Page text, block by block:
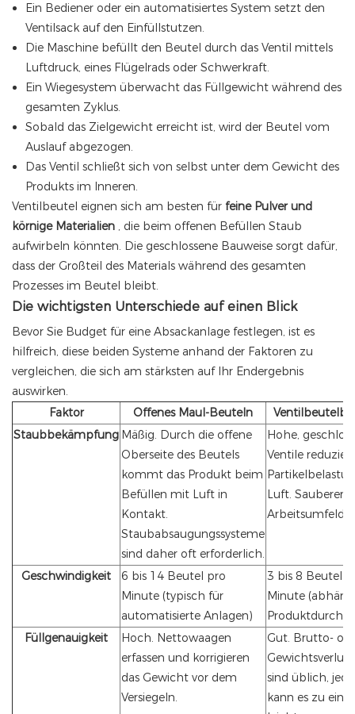
Ein Bediener oder ein automatisiertes System setzt den
Ventilsack auf den Einfüllstutzen.
Die Maschine befüllt den Beutel durch das Ventil mittels
Luftdruck, eines Flügelrads oder Schwerkraft.
Ein Wiegesystem überwacht das Füllgewicht während des
gesamten Zyklus.
Sobald das Zielgewicht erreicht ist, wird der Beutel vom
Auslauf abgezogen.
Das Ventil schließt sich von selbst unter dem Gewicht des
Produkts im Inneren.
Ventilbeutel eignen sich am besten für feine Pulver und
körnige Materialien , die beim offenen Befüllen Staub
aufwirbeln könnten. Die geschlossene Bauweise sorgt dafür,
dass der Großteil des Materials während des gesamten
Prozesses im Beutel bleibt.
Die wichtigsten Unterschiede auf einen Blick
Bevor Sie Budget für eine Absackanlage festlegen, ist es
hilfreich, diese beiden Systeme anhand der Faktoren zu
vergleichen, die sich am stärksten auf Ihr Endergebnis
auswirken.
Faktor
Offenes Maul-Beuteln
Staubbekämpfung Mäßig. Durch die offene
Oberseite des Beutels
kommt das Produkt beim
Befüllen mit Luft in
Kontakt.
Staubabsaugungssysteme
sind daher oft erforderlich.
Hohe,
Ventile
Luft. Saubereres
Arbeitsumfeld.
Geschwindigkeit
6 bis 14 Beutel pro
Minute (typisch für
automatisierte Anlagen)
3 bis 8 Beutel
Minute
Füllgenauigkeit
Hoch. Nettowaagen
erfassen und korrigieren
das Gewicht vor dem
Versiegeln.
Gut. Brutto-
sind üblich,
kann es zu einer